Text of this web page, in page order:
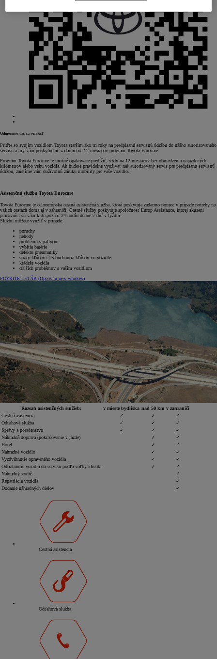
Odmeníme vás za vernosť
Príďte so svojím vozidlom Toyota starším ako tri roky na predpísanú servisnú údržbu do nášho autorizovaného
servisu a my vám poskytneme zadarmo na 12 mesiacov program Toyota Eurocare.
Program Toyota Eurocare je možné opakovane predĺžiť, vždy na 12 mesiacov bez obmedzenia najazdených
kilometrov alebo veku vozidla. Ak budete pravidelne využívať náš autorizovaný servis pre predpísanú servisnú
údržbu, zaistíme vám doživotnú záruku mobility pre vaše vozidlo.
Asistenčná služba Toyota Eurocare
Toyota Eurocare je celoeurópska cestná asistenčná služba, ktorá poskytuje zadarmo pomoc v prípade potreby na
vašich cestách doma aj v zahraničí. Cestné služby poskytuje spoločnosť Europ Assistance, ktorej skúsení
pracovníci sú vám k dispozícii 24 hodín denne 7 dní v týždni.
Službu môžete využiť v prípade:
poruchy
nehody
problému s palivom
vybitia batérie
defektu pneumatiky
straty kľúčov či zabuchnutia kľúčov vo vozidle
krádeže vozidla
ďalších problémov s vaším vozidlom
POZRITE LETÁK (Opens in new window)
Rozsah asistenčných služieb: v mieste bydliska nad 50 km v zahraničí
Cestná asistencia
✓ ✓
✓
Odťahová služba
✓ ✓
✓
Správy a poradenstvo
✓ ✓
✓
Náhradná doprava (pokračovanie v jazde)
✓
✓
Hotel
✓
✓
Náhradné vozidlo
✓
✓
Vyzdvihnutie opraveného vozidla
✓
✓
Odtiahnutie vozidla do servisu podľa voľby klienta
✓
✓
Náhradný vodič
✓
Repatriácia vozidla
✓
Dodanie náhradných dielov
✓
Cestná asistencia
Odťahová služba